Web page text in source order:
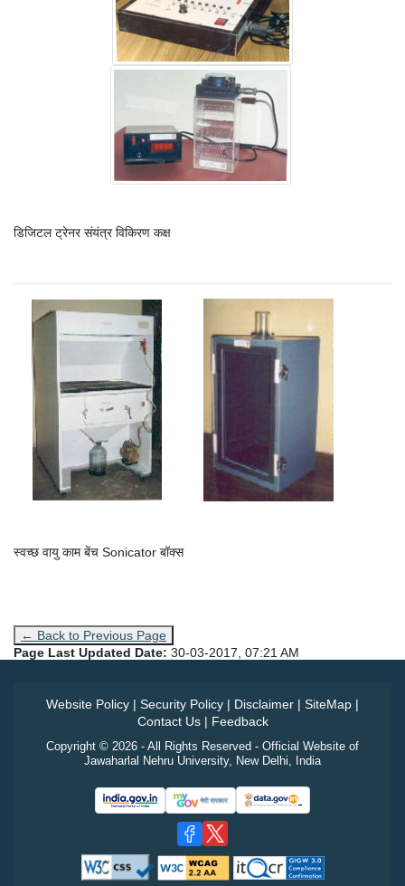
डिजिटल ट्रेनर संयंत्र विकिरण कक्ष
स्वच्छ वायु काम बेंच Sonicator बॉक्स
← Back to Previous Page
Page Last Updated Date: 30-03-2017, 07:21 AM
Website Policy | Security Policy | Disclaimer | SiteMap |
Contact Us| Feedback
Copyright © 2026 - All Rights Reserved - Official Website of
Jawaharlal Nehru University, New Delhi, India